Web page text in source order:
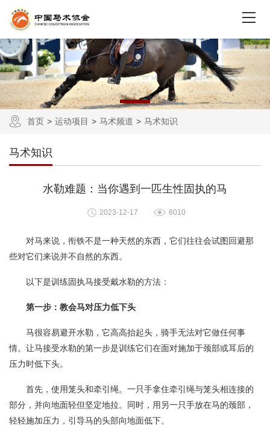
首页 运动项目 马术频道 马术知识
马术知识
水勒难题：当你遇到一匹生性固执的马
2023-12-17 6010
对马来说，衔铁不是一种天然的东西，它们往往会试图回避那
些对它们来说并不自然的东西。
以下是训练固执马接受戴水勒的方法：
第一步：教会马对压力低下头
马很容易避开水勒，它高高抬起头，骑手无法对它做任何事
情。让马接受水勒的第一步是训练它们在面对施加于颈部或耳后的
压力时低下头。
首先，使用笼头和牵引绳。一只手拿住牵引绳与笼头相连接的
部分，并向地面轻但坚定地拉。同时，用另一只手放在马的颈部，
轻轻施加压力，引导马的头部向地面低下。